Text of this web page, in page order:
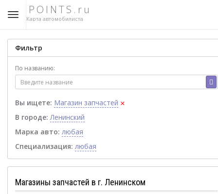
POINTS.ru
Карта автомобилиста
Фильтр
По названию:
Вы ищете: Магазин запчастей ×
В городе: Ленинский
Марка авто: любая
Специализация: любая
Магазины запчастей в г. Ленинском